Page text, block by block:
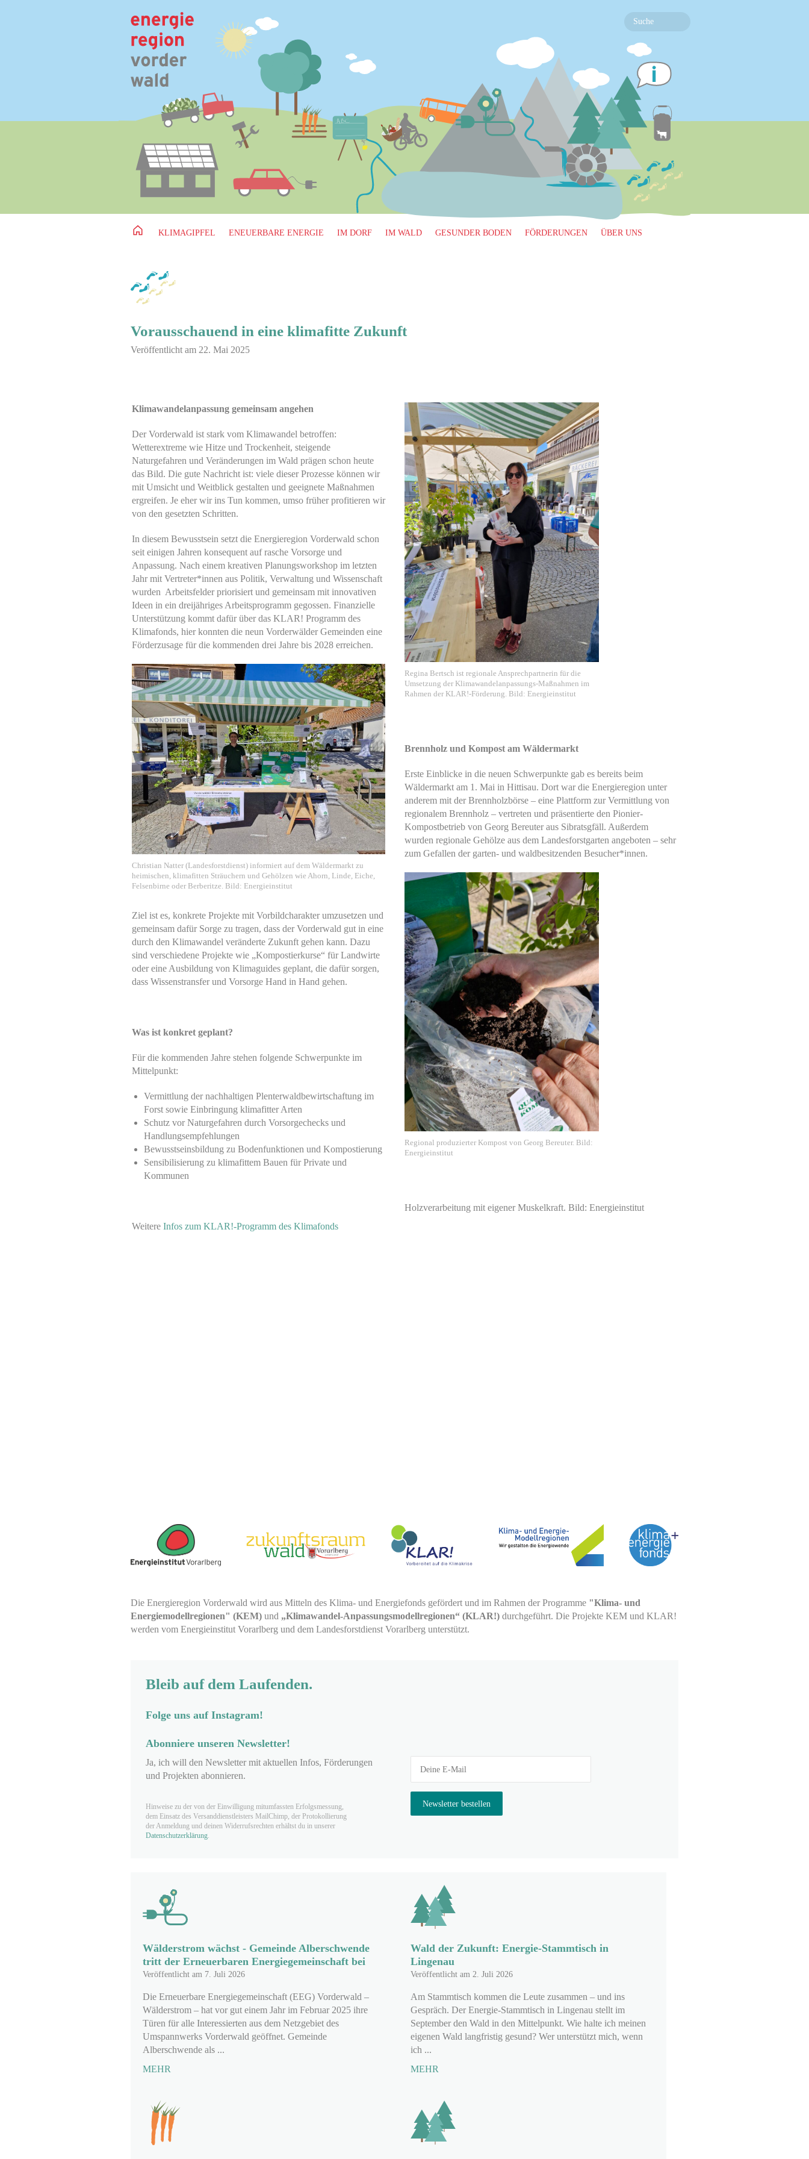
KLIMAGIPFEL ENEUERBARE ENERGIE IM DORF IM WALD GESUNDER BODEN FÖRDERUNGEN ÜBER UNS
Vorausschauend in eine klimafitte Zukunft
Veröffentlicht am 22. Mai 2025
Klimawandelanpassung gemeinsam angehen
Der Vorderwald ist stark vom Klimawandel betroffen:
Wetterextreme wie Hitze und Trockenheit, steigende
Naturgefahren und Veränderungen im Wald prägen schon heute
das Bild. Die gute Nachricht ist: viele dieser Prozesse können wir
mit Umsicht und Weitblick gestalten und geeignete Maßnahmen
ergreifen. Je eher wir ins Tun kommen, umso früher profitieren wir
von den gesetzten Schritten.
In diesem Bewusstsein setzt die Energieregion Vorderwald schon
seit einigen Jahren konsequent auf rasche Vorsorge und
Anpassung. Nach einem kreativen Planungsworkshop im letzten
Jahr mit Vertreter*innen aus Politik, Verwaltung und Wissenschaft
wurden Arbeitsfelder priorisiert und gemeinsam mit innovativen
Ideen in ein dreijähriges Arbeitsprogramm gegossen. Finanzielle
Unterstützung kommt dafür über das KLAR! Programm des
Klimafonds, hier konnten die neun Vorderwälder Gemeinden eine
Förderzusage für die kommenden drei Jahre bis 2028 erreichen.
Christian Natter (Landesforstdienst) informiert auf dem Wäldermarkt zu
heimischen, klimafitten Sträuchern und Gehölzen wie Ahorn, Linde, Eiche,
Felsenbirne oder Berberitze. Bild: Energieinstitut
Ziel ist es, konkrete Projekte mit Vorbildcharakter umzusetzen und
gemeinsam dafür Sorge zu tragen, dass der Vorderwald gut in eine
durch den Klimawandel veränderte Zukunft gehen kann. Dazu
sind verschiedene Projekte wie „Kompostierkurse“ für Landwirte
oder eine Ausbildung von Klimaguides geplant, die dafür sorgen,
dass Wissenstransfer und Vorsorge Hand in Hand gehen.
Was ist konkret geplant?
Für die kommenden Jahre stehen folgende Schwerpunkte im
Mittelpunkt:
Vermittlung der nachhaltigen Plenterwaldbewirtschaftung im
Forst sowie Einbringung klimafitter Arten
Schutz vor Naturgefahren durch Vorsorgechecks und
Handlungsempfehlungen
Bewusstseinsbildung zu Bodenfunktionen und Kompostierung
Sensibilisierung zu klimafittem Bauen für Private und
Kommunen
Weitere Infos zum KLAR!-Programm des Klimafonds
Regina Bertsch ist regionale Ansprechpartnerin für die
Umsetzung der Klimawandelanpassungs-Maßnahmen im
Rahmen der KLAR!-Förderung. Bild: Energieinstitut
Brennholz und Kompost am Wäldermarkt
Erste Einblicke in die neuen Schwerpunkte gab es bereits beim
Wäldermarkt am 1. Mai in Hittisau. Dort war die Energieregion unter
anderem mit der Brennholzbörse – eine Plattform zur Vermittlung von
regionalem Brennholz – vertreten und präsentierte den Pionier-
Kompostbetrieb von Georg Bereuter aus Sibratsgfäll. Außerdem
wurden regionale Gehölze aus dem Landesforstgarten angeboten – sehr
zum Gefallen der garten- und waldbesitzenden Besucher*innen.
Regional produzierter Kompost von Georg Bereuter. Bild:
Energieinstitut
Holzverarbeitung mit eigener Muskelkraft. Bild: Energieinstitut
Die Energieregion Vorderwald wird aus Mitteln des Klima- und Energiefonds gefördert und im Rahmen der Programme "Klima- und
Energiemodellregionen" (KEM) und „Klimawandel-Anpassungsmodellregionen“ (KLAR!) durchgeführt. Die Projekte KEM und KLAR!
werden vom Energieinstitut Vorarlberg und dem Landesforstdienst Vorarlberg unterstützt.
Bleib auf dem Laufenden.
Folge uns auf Instagram!
Abonniere unseren Newsletter!
Ja, ich will den Newsletter mit aktuellen Infos, Förderungen
und Projekten abonnieren.
Hinweise zu der von der Einwilligung mitumfassten Erfolgs­messung,
dem Einsatz des Versanddienst­leisters MailChimp, der Protokollierung
der Anmeldung und deinen Widerrufsrechten erhältst du in unserer
Datenschutzerklärung.
Wälderstrom wächst - Gemeinde Alberschwende
tritt der Erneuerbaren Energiegemeinschaft bei
Veröffentlicht am 7. Juli 2026
Die Erneuerbare Energiegemeinschaft (EEG) Vorderwald –
Wälderstrom – hat vor gut einem Jahr im Februar 2025 ihre
Türen für alle Interessierten aus dem Netzgebiet des
Umspannwerks Vorderwald geöffnet. Gemeinde
Alberschwende als ...
MEHR
Wald der Zukunft: Energie-Stammtisch in
Lingenau
Veröffentlicht am 2. Juli 2026
Am Stammtisch kommen die Leute zusammen – und ins
Gespräch. Der Energie-Stammtisch in Lingenau stellt im
September den Wald in den Mittelpunkt. Wie halte ich meinen
eigenen Wald langfristig gesund? Wer unterstützt mich, wenn
ich ...
MEHR